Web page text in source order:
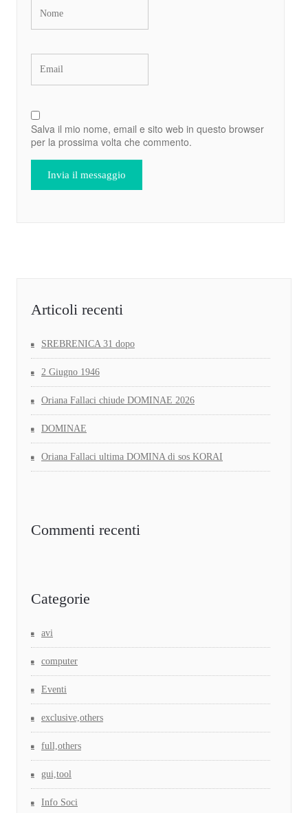
Salva il mio nome, email e sito web in questo browser
per la prossima volta che commento.
Articoli recenti
SREBRENICA 31 dopo
2 Giugno 1946
Oriana Fallaci chiude DOMINAE 2026
DOMINAE
Oriana Fallaci ultima DOMINA di sos KORAI
Commenti recenti
Categorie
avi
computer
Eventi
exclusive,others
full,others
gui,tool
Info Soci